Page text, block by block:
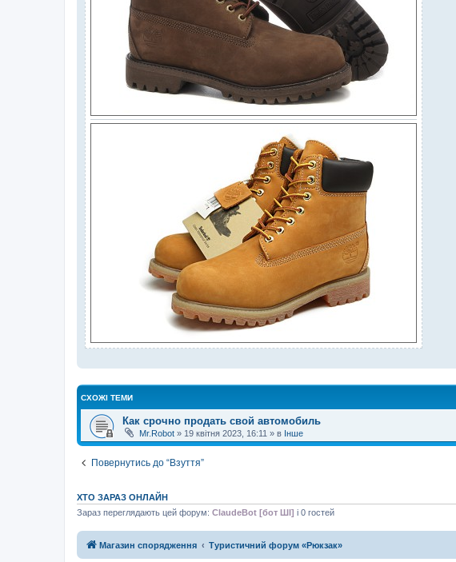
СХОЖІ ТЕМИ
Как срочно продать свой автомобиль
Mr.Robot » 19 квітня 2023, 16:11 » в Інше
Повернутись до “Взуття”
ХТО ЗАРАЗ ОНЛАЙН
Зараз переглядають цей форум: ClaudeBot [бот ШІ] і 0 гостей
Магазин спорядження Туристичний форум «Рюкзак»